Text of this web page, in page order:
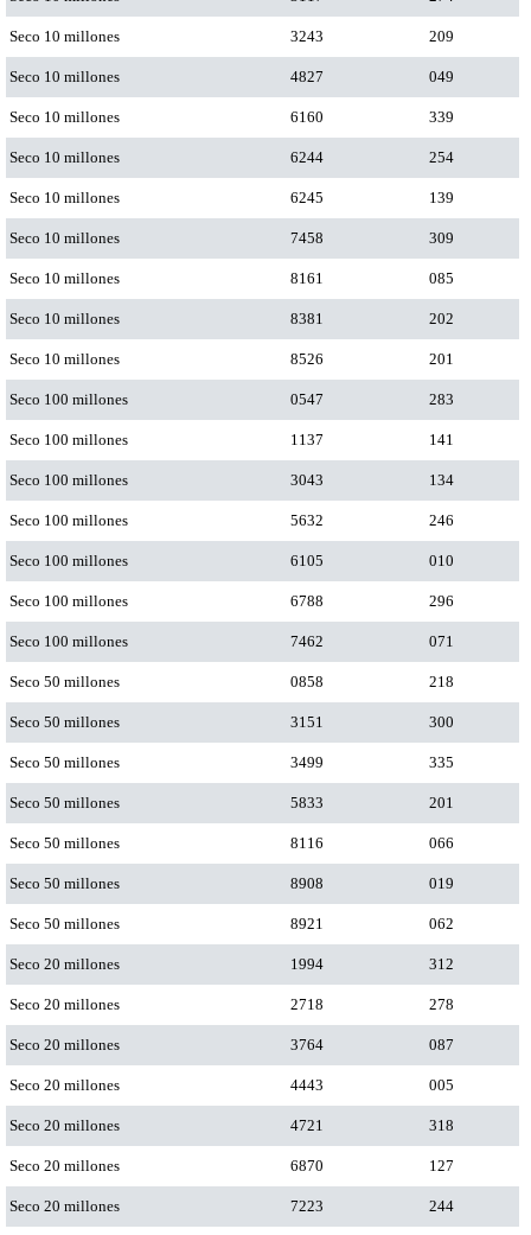
Seco 10 millones 3243 209
Seco 10 millones 4827 049
Seco 10 millones 6160 339
Seco 10 millones 6244 254
Seco 10 millones 6245 139
Seco 10 millones 7458 309
Seco 10 millones 8161 085
Seco 10 millones 8381 202
Seco 10 millones 8526 201
Seco 100 millones 0547 283
Seco 100 millones 1137 141
Seco 100 millones 3043 134
Seco 100 millones 5632 246
Seco 100 millones 6105 010
Seco 100 millones 6788 296
Seco 100 millones 7462 071
Seco 50 millones 0858 218
Seco 50 millones 3151 300
Seco 50 millones 3499 335
Seco 50 millones 5833 201
Seco 50 millones 8116 066
Seco 50 millones 8908 019
Seco 50 millones 8921 062
Seco 20 millones 1994 312
Seco 20 millones 2718 278
Seco 20 millones 3764 087
Seco 20 millones 4443 005
Seco 20 millones 4721 318
Seco 20 millones 6870 127
Seco 20 millones 7223 244